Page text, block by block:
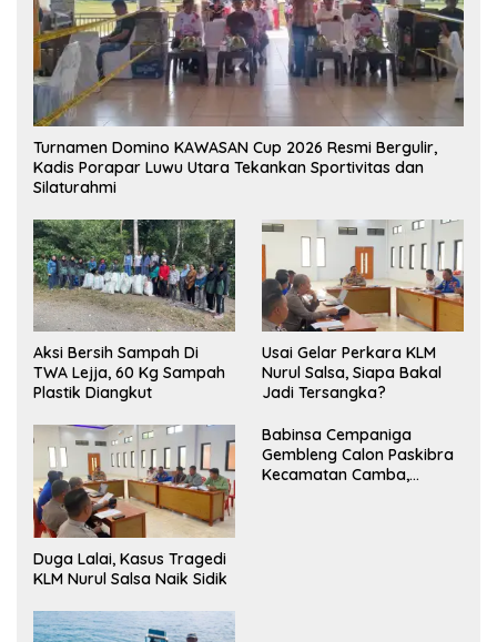
Turnamen Domino KAWASAN Cup 2026 Resmi Bergulir,
Kadis Porapar Luwu Utara Tekankan Sportivitas dan
Silaturahmi
Aksi Bersih Sampah Di
TWA Lejja, 60 Kg Sampah
Plastik Diangkut
‎Usai Gelar Perkara KLM
Nurul Salsa, Siapa Bakal
Jadi Tersangka?
Duga Lalai, Kasus Tragedi
KLM Nurul Salsa Naik Sidik
Babinsa Cempaniga
Gembleng Calon Paskibra
Kecamatan Camba,